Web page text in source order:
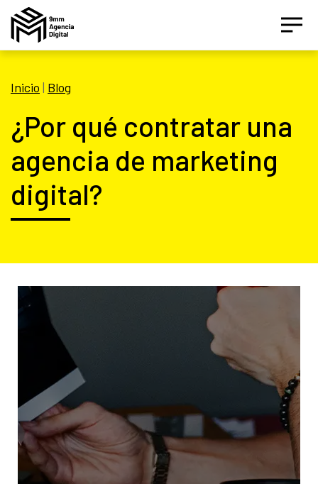
Inicio | Blog
¿Por qué contratar una
agencia de marketing
digital?
Asesor IA Activo
Estamos aquí para ayudarte a crecer con estrategias
digitales inteligentes basados en datos.
¿Te gustaría conocer nuestros servicios, ver el
catálogo de herramientas o agendar un diagnóstico
gratuito?